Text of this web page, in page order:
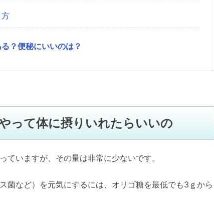
？便秘にいいのは？
って体に摂りいれたらいいの
ていますが、その量は非常に少ないです。
菌など）を元気にするには、オリゴ糖を最低でも3ｇから